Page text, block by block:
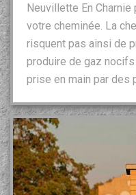
Neuvillette En
votre cheminée. La
risquent pas ainsi de
produire de gaz
prise en main par des